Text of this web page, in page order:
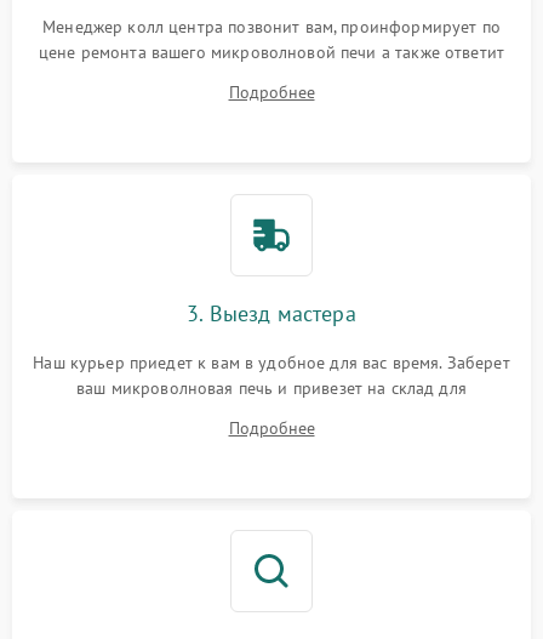
Менеджер колл центра позвонит вам, проинформирует по
цене ремонта вашего микроволновой печи а также ответит
Подробнее
3. Выезд мастера
Наш курьер приедет к вам в удобное для вас время. Заберет
ваш микроволновая печь и привезет на склад для
Подробнее